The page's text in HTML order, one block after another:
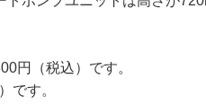
円（税込）です。
です。